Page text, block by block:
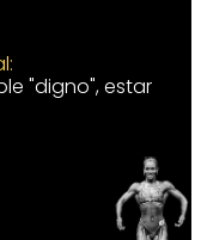
"digno", estar